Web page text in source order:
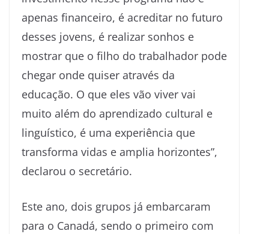
apenas financeiro, é acreditar no futuro
desses jovens, é realizar sonhos e
mostrar que o filho do trabalhador pode
chegar onde quiser através da
educação. O que eles vão viver vai
muito além do aprendizado cultural e
linguístico, é uma experiência que
transforma vidas e amplia horizontes”,
declarou o secretário.
Este ano, dois grupos já embarcaram
para o Canadá, sendo o primeiro com